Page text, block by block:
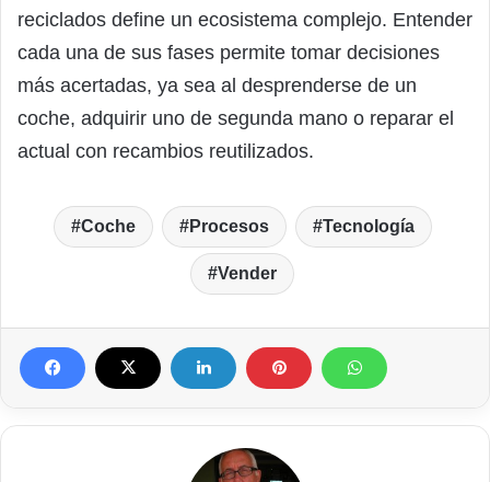
reciclados define un ecosistema complejo. Entender
cada una de sus fases permite tomar decisiones
más acertadas, ya sea al desprenderse de un
coche, adquirir uno de segunda mano o reparar el
actual con recambios reutilizados.
Coche Procesos Tecnología
Vender